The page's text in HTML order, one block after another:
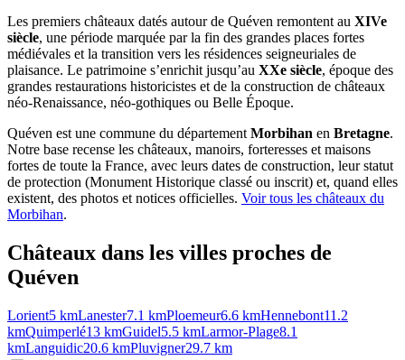
Les premiers châteaux datés autour de Quéven remontent au XIVe
siècle, une période marquée par la fin des grandes places fortes
médiévales et la transition vers les résidences seigneuriales de
plaisance. Le patrimoine s’enrichit jusqu’au XXe siècle, époque des
grandes restaurations historicistes et de la construction de châteaux
néo-Renaissance, néo-gothiques ou Belle Époque.
Quéven est une commune du départementMorbihan en Bretagne.
Notre base recense les châteaux, manoirs, forteresses et maisons
fortes de toute la France, avec leurs dates de construction, leur statut
de protection (Monument Historique classé ou inscrit) et, quand elles
existent, des photos et notices officielles. Voir tous les châteaux du
Morbihan.
Châteaux dans les villes proches de
Quéven
Lorient5 kmLanester7.1 kmPloemeur6.6 kmHennebont11.2
kmQuimperlé13 kmGuidel5.5 kmLarmor-Plage8.1
kmLanguidic20.6 kmPluvigner29.7 km